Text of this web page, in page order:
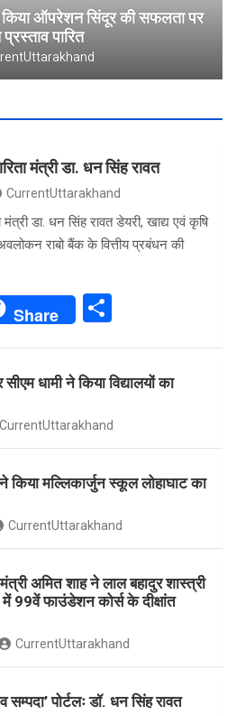
किया ऑपरेशन सिंदूर की सफलता पर
पारित
मंत्री डा. धन सिंह रावत
CurrentUttarakhand
डा. धन सिंह रावत डेयरी, खाद्य एवं कृषि
राबो बैंक के वित्तीय प्रबंधन की
Share
ar
e
धामी ने किया विद्यालयों का
CurrentUttarakhand
किया मल्लिकार्जुन स्कूल लोहाघाट का
CurrentUttarakhand
अमित शाह ने लाल बहादुर शास्त्री
में 99वें फाउंडेशन कोर्स के दीक्षांत
CurrentUttarakhand
सम्पदा’ पोर्टलः डॉ. धन सिंह रावत